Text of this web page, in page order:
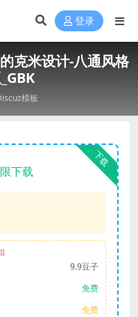
登录
克米设计-八通风格
模板
下载
下载
9.9豆子
免费
免费